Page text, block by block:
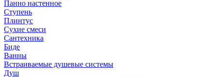
Панно настенное
Ступень
Плинтус
Сухие смеси
Сантехника
Биде
Ванны
Встраиваемые душевые системы
Душ